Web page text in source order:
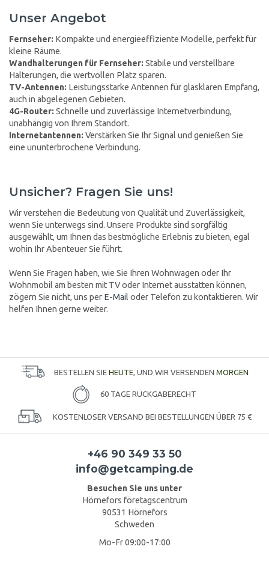
Unser Angebot
Fernseher: Kompakte und energieeffiziente Modelle, perfekt für
kleine Räume.
Wandhalterungen für Fernseher:Stabile und verstellbare
Halterungen, die wertvollen Platz sparen.
TV-Antennen: Leistungsstarke Antennen für glasklaren Empfang,
auch in abgelegenen Gebieten.
4G-Router:Schnelle und zuverlässige Internetverbindung,
unabhängig von Ihrem Standort.
Internetantennen:Verstärken Sie Ihr Signal und genießen Sie
eine ununterbrochene Verbindung.
Unsicher? Fragen Sie uns!
Wir verstehen die Bedeutung von Qualität und Zuverlässigkeit,
wenn Sie unterwegs sind. Unsere Produkte sind sorgfältig
ausgewählt, um Ihnen das bestmögliche Erlebnis zu bieten, egal
wohin Ihr Abenteuer Sie führt.
Wenn Sie Fragen haben, wie Sie Ihren Wohnwagen oder Ihr
Wohnmobil am besten mit TV oder Internet ausstatten können,
zögern Sie nicht, uns per E-Mail oder Telefon zu kontaktieren. Wir
helfen Ihnen gerne weiter.
BESTELLEN SIE HEUTE, UND WIR VERSENDEN MORGEN
60 TAGE RÜCKGABERECHT
KOSTENLOSER VERSAND BEI BESTELLUNGEN ÜBER 75 €
+46 90 349 33 50
info@getcamping.de
Besuchen Sie uns unter
Hörnefors företagscentrum
90531 Hörnefors
Schweden
Mo-Fr 09:00-17:00